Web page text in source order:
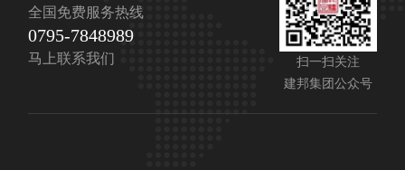
全国免费服务热线
0795-7848989
马上联系我们
扫一扫关注
建邦集团公众号